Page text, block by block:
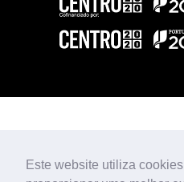
Este website utiliza